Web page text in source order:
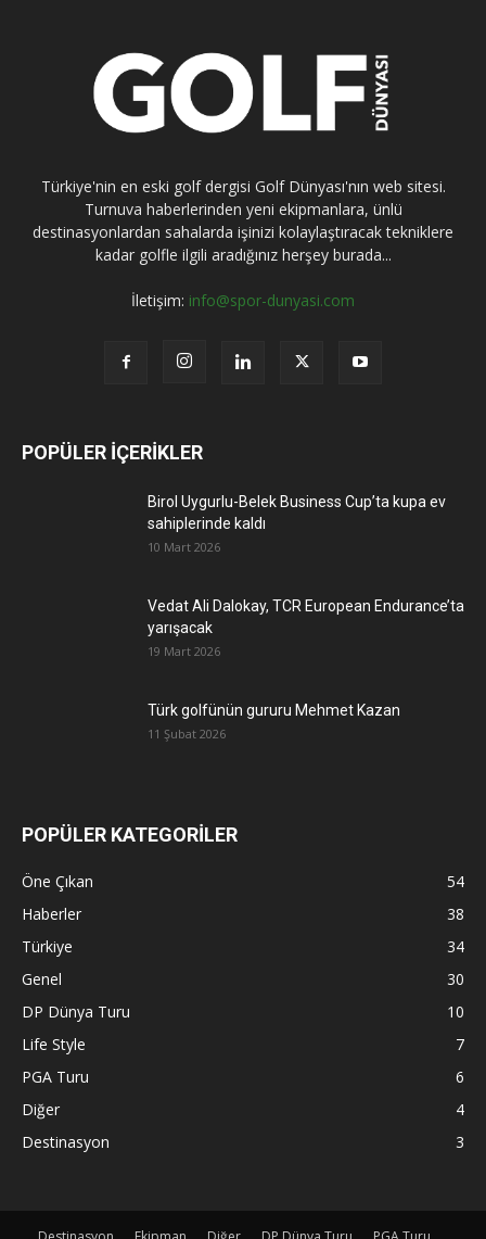
Türkiye'nin en eski golf dergisi Golf Dünyası'nın web sitesi.
Turnuva haberlerinden yeni ekipmanlara, ünlü
destinasyonlardan sahalarda işinizi kolaylaştıracak tekniklere
kadar golfle ilgili aradığınız herşey burada...
İletişim: info@spor-dunyasi.com
POPÜLER İÇERİKLER
Birol Uygurlu-Belek Business Cup’ta kupa ev
sahiplerinde kaldı
10 Mart 2026
Vedat Ali Dalokay, TCR European Endurance’ta
yarışacak
19 Mart 2026
Türk golfünün gururu Mehmet Kazan
11 Şubat 2026
POPÜLER KATEGORİLER
Öne Çıkan
54
Haberler
38
Türkiye
34
Genel
30
DP Dünya Turu
10
Life Style
7
PGA Turu
6
Diğer
4
Destinasyon
3